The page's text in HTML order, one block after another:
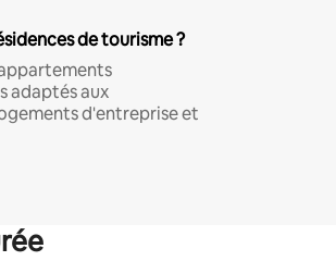
de tourisme ?
adaptés aux
d'entreprise et